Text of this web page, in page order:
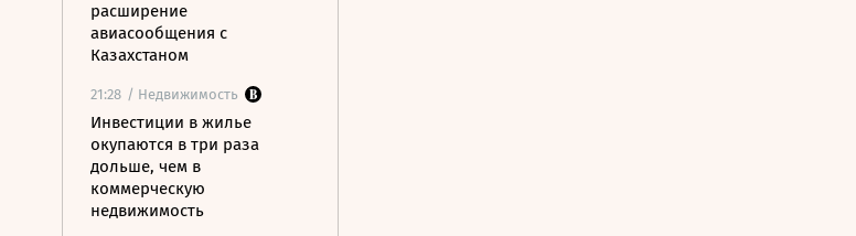
расширение
авиасообщения с
Казахстаном
21:28 / Недвижимость
Инвестиции в жилье
окупаются в три раза
дольше, чем в
коммерческую
недвижимость